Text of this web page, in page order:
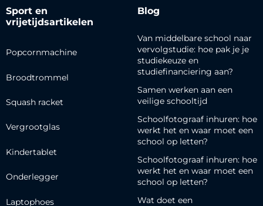
Sport en
vrijetijdsartikelen
Popcornmachine
Broodtrommel
Squash racket
Vergrootglas
Kindertablet
Onderlegger
Laptophoes
Blog
Van middelbare school naar
vervolgstudie: hoe pak je je
studiekeuze en
studiefinanciering aan?
Samen werken aan een
veilige schooltijd
Schoolfotograaf inhuren: hoe
werkt het en waar moet een
school op letten?
Schoolfotograaf inhuren: hoe
werkt het en waar moet een
school op letten?
Wat doet een